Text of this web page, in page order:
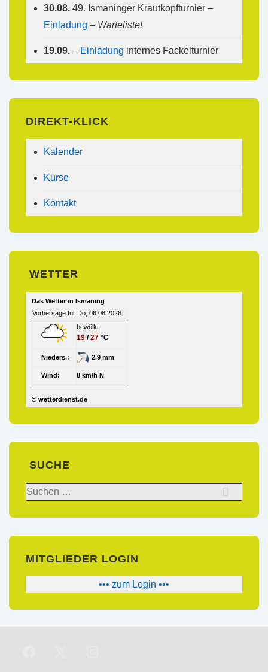
30.08. 49. Ismaninger Krautkopfturnier –
Einladung – Warteliste!
19.09. – Einladung internes Fackelturnier
DIREKT-KLICK
Kalender
Kurse
Kontakt
WETTER
Das Wetter in Ismaning
Vorhersage für Do, 06.08.2026
bewölkt
19 /27 °C
Nieders.: 2.9 mm
Wind: 8 km/h N
© wetterdienst.de
SUCHE
Suchen
nach:
MITGLIEDER LOGIN
••• zum Login •••